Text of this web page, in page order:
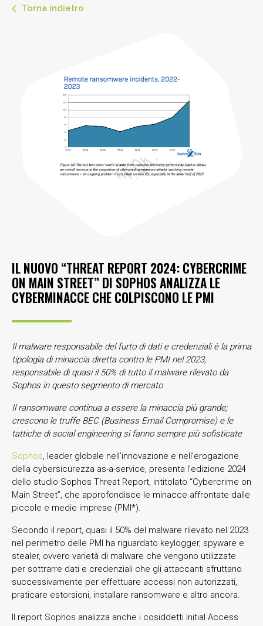
Torna indietro
IL NUOVO “THREAT REPORT 2024: CYBERCRIME
ON MAIN STREET” DI SOPHOS ANALIZZA LE
CYBERMINACCE CHE COLPISCONO LE PMI
Il malware responsabile del furto di dati e credenziali è la prima
tipologia di minaccia diretta contro le PMI nel 2023,
responsabile di quasi il 50% di tutto il malware rilevato da
Sophos in questo segmento di mercato
Il ransomware continua a essere la minaccia più grande;
crescono le truffe BEC (Business Email Compromise) e le
tattiche di social engineering si fanno sempre più sofisticate
Sophos, leader globale nell’innovazione e nell’erogazione
della cybersicurezza as-a-service, presenta l’edizione 2024
dello studio Sophos Threat Report, intitolato “Cybercrime on
Main Street”, che approfondisce le minacce affrontate dalle
piccole e medie imprese (PMI*).
Secondo il report, quasi il 50% del malware rilevato nel 2023
nel perimetro delle PMI ha riguardato keylogger, spyware e
stealer, ovvero varietà di malware che vengono utilizzate
per sottrarre dati e credenziali che gli attaccanti sfruttano
successivamente per effettuare accessi non autorizzati,
praticare estorsioni, installare ransomware e altro ancora.
Il report Sophos analizza anche i cosiddetti Initial Access